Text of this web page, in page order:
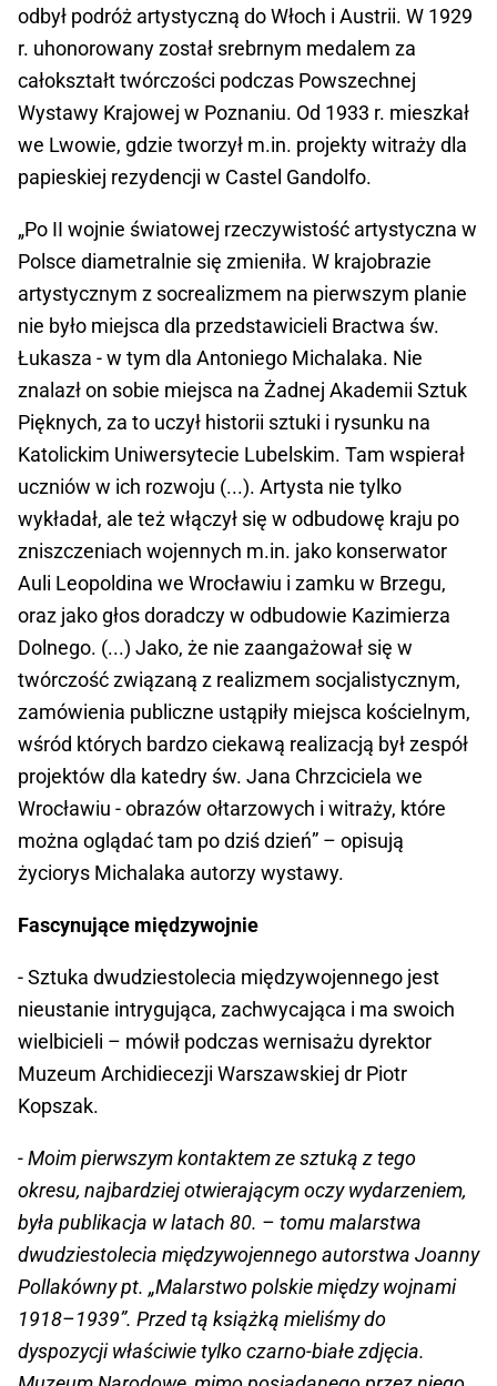
odbył podróż artystyczną do Włoch i Austrii. W 1929
r. uhonorowany został srebrnym medalem za
całokształt twórczości podczas Powszechnej
Wystawy Krajowej w Poznaniu. Od 1933 r. mieszkał
we Lwowie, gdzie tworzył m.in. projekty witraży dla
papieskiej rezydencji w Castel Gandolfo.
„Po II wojnie światowej rzeczywistość artystyczna w
Polsce diametralnie się zmieniła. W krajobrazie
artystycznym z socrealizmem na pierwszym planie
nie było miejsca dla przedstawicieli Bractwa św.
Łukasza - w tym dla Antoniego Michalaka. Nie
znalazł on sobie miejsca na Żadnej Akademii Sztuk
Pięknych, za to uczył historii sztuki i rysunku na
Katolickim Uniwersytecie Lubelskim. Tam wspierał
uczniów w ich rozwoju (...). Artysta nie tylko
wykładał, ale też włączył się w odbudowę kraju po
zniszczeniach wojennych m.in. jako konserwator
Auli Leopoldina we Wrocławiu i zamku w Brzegu,
oraz jako głos doradczy w odbudowie Kazimierza
Dolnego. (...) Jako, że nie zaangażował się w
twórczość związaną z realizmem socjalistycznym,
zamówienia publiczne ustąpiły miejsca kościelnym,
wśród których bardzo ciekawą realizacją był zespół
projektów dla katedry św. Jana Chrzciciela we
Wrocławiu - obrazów ołtarzowych i witraży, które
można oglądać tam po dziś dzień” – opisują
życiorys Michalaka autorzy wystawy.
Fascynujące międzywojnie
- Sztuka dwudziestolecia międzywojennego jest
nieustanie intrygująca, zachwycająca i ma swoich
wielbicieli – mówił podczas wernisażu dyrektor
Muzeum Archidiecezji Warszawskiej dr Piotr
Kopszak.
- Moim pierwszym kontaktem ze sztuką z tego
okresu, najbardziej otwierającym oczy wydarzeniem,
była publikacja w latach 80. – tomu malarstwa
dwudziestolecia międzywojennego autorstwa Joanny
Pollakówny pt. „Malarstwo polskie między wojnami
1918–1939”. Przed tą książką mieliśmy do
dyspozycji właściwie tylko czarno-białe zdjęcia.